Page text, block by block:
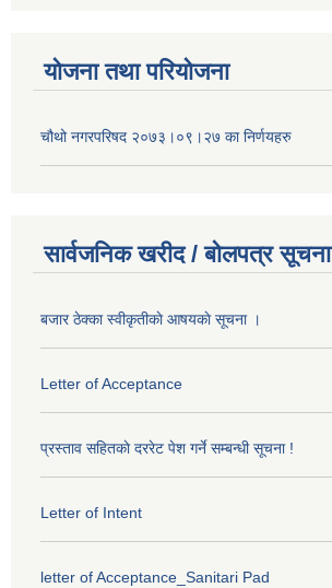
योजना तथा परियोजना
चौथो नगरपरिषद २०७३।०९।२७ का निर्णयहरु
सार्वजनिक खरीद / बोलपत्र सूचना
बजार ठेक्का स्वीकृतीकाे आषयकाे सूचना ।
Letter of Acceptance
प्रस्ताव सहितकाे दररेट पेश गर्ने सम्बन्धी सूचना !
Letter of Intent
letter of Acceptance_Sanitari Pad